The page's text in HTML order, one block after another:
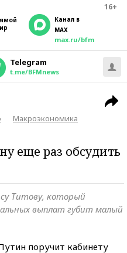
16+
Канал в
MAX
max.ru/bfm
Telegram
t.me/BFMnews
Макроэкономика
еще раз обсудить
Титову, который
выплат губит малый
поручит кабинету